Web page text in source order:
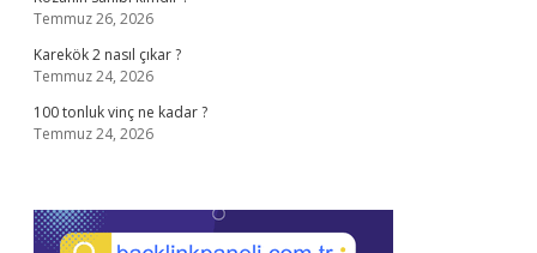
Temmuz 26, 2026
Karekök 2 nasıl çıkar ?
Temmuz 24, 2026
100 tonluk vinç ne kadar ?
Temmuz 24, 2026